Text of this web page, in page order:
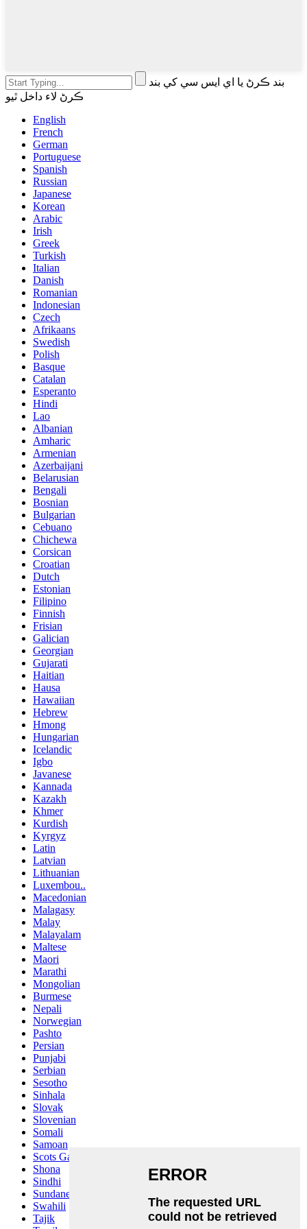
بند ڪرڻ يا اي ايس سي کي بند
ڪرڻ لاء داخل ٿيو
English
French
German
Portuguese
Spanish
Russian
Japanese
Korean
Arabic
Irish
Greek
Turkish
Italian
Danish
Romanian
Indonesian
Czech
Afrikaans
Swedish
Polish
Basque
Catalan
Esperanto
Hindi
Lao
Albanian
Amharic
Armenian
Azerbaijani
Belarusian
Bengali
Bosnian
Bulgarian
Cebuano
Chichewa
Corsican
Croatian
Dutch
Estonian
Filipino
Finnish
Frisian
Galician
Georgian
Gujarati
Haitian
Hausa
Hawaiian
Hebrew
Hmong
Hungarian
Icelandic
Igbo
Javanese
Kannada
Kazakh
Khmer
Kurdish
Kyrgyz
Latin
Latvian
Lithuanian
Luxembou..
Macedonian
Malagasy
Malay
Malayalam
Maltese
Maori
Marathi
Mongolian
Burmese
Nepali
Norwegian
Pashto
Persian
Punjabi
Serbian
Sesotho
Sinhala
Slovak
Slovenian
Somali
Samoan
Scots Gaelic
Shona
Sindhi
Sundanese
Swahili
Tajik